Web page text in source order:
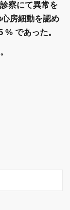
察にて異常を
房細動を認め
であった。